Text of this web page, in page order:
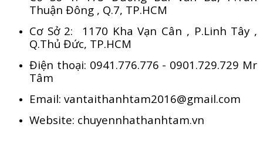
Thuận Đông , Q.7, TP.HCM
Cơ Sở 2: 1170 Kha Vạn Cân , P.Linh Tây ,
Q.Thủ Đức, TP.HCM
Điện thoại: 0941.776.776 - 0901.729.729 Mr
Tâm
Email: vantaithanhtam2016@gmail.com
Website: chuyennhathanhtam.vn